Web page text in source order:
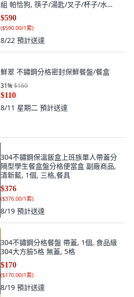
組 帕恰狗, 筷子/湯匙/叉子/杯子/水壺/
餐盤/餐具袋
$590
($590.00/1套)
8/22 預計送達
鮮翠 不鏽鋼分格密封保鮮餐盤/餐盒
31%$160
$110
8/11 星期二 預計送達
304不鏽鋼保溫飯盒上班族單人帶蓋分
隔型學生餐盒盤分格便當盒 副廠商品,
清新藍, 1個, 三格,餐具
$376
($376.00/1套)
8/19 預計送達
304不鏽鋼分格餐盤 帶蓋, 1個, 食品級
304大方臉5格 無蓋, 5格
$170
($170.00/1套)
8/19 預計送達